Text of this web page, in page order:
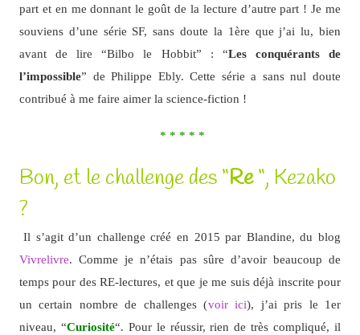
part et en me donnant le goût de la lecture d’autre part ! Je me
souviens d’une série SF, sans doute la 1ère que j’ai lu, bien
avant de lire “Bilbo le Hobbit” : “Les conquérants de
l’impossible” de Philippe Ebly. Cette série a sans nul doute
contribué à me faire aimer la science-fiction !
* * * * *
Bon, et le challenge des “Re“, Kezako
?
Il s’agit d’un challenge créé en 2015 par Blandine, du blog
Vivrelivre. Comme je n’étais pas sûre d’avoir beaucoup de
temps pour des RE-lectures, et que je me suis déjà inscrite pour
un certain nombre de challenges (voir ici), j’ai pris le 1er
niveau, “Curiosité“. Pour le réussir, rien de très compliqué, il